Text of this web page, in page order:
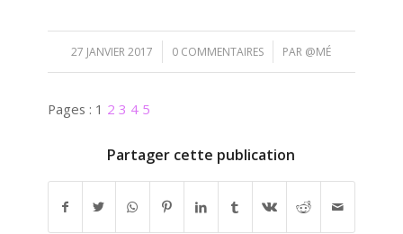
27 JANVIER 2017
/ 0 COMMENTAIRES
/ PAR @MÉ
Pages : 1 2 3 4 5
Partager cette publication